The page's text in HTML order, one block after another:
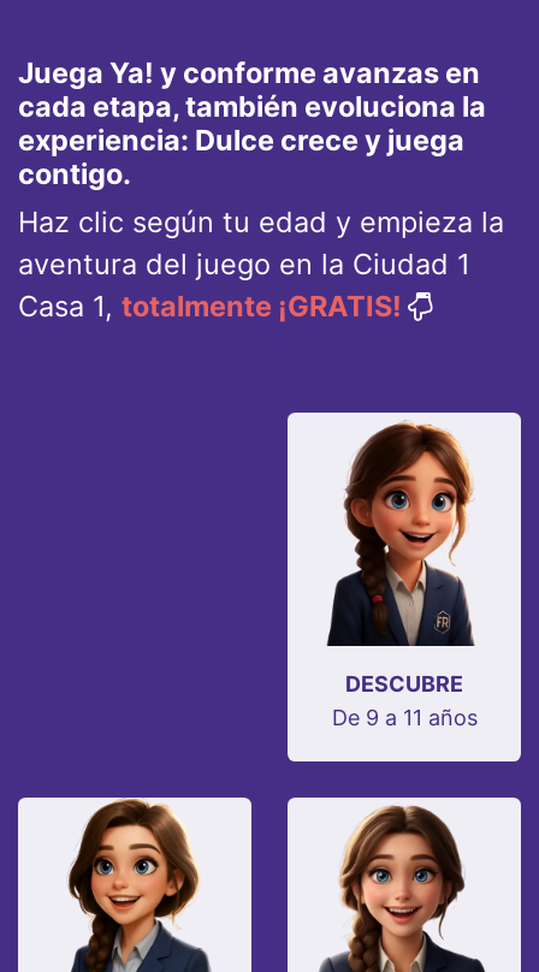
Juega Ya! y conforme avanzas en
cada etapa, también evoluciona la
experiencia: Dulce crece y juega
contigo.
Haz clic según tu edad y empieza la
aventura del juego en la Ciudad 1
Casa 1, totalmente ¡GRATIS!
DESCUBRE
De 9 a 11 años